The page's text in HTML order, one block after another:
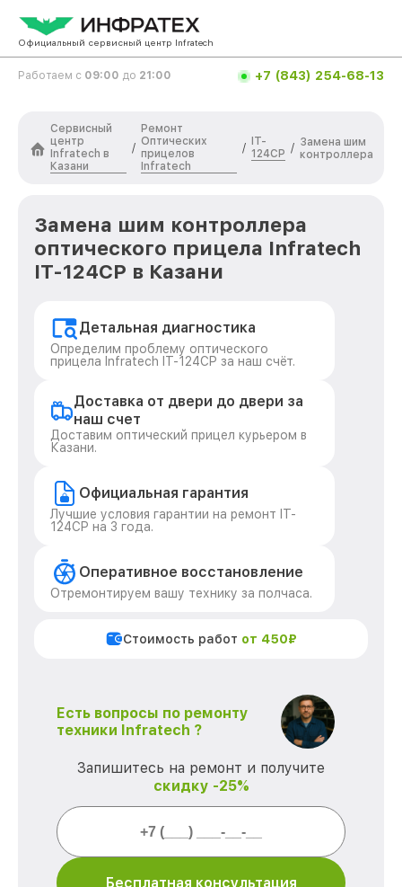
Официальный сервисный центр Infratech
Работаем с 09:00 до 21:00 +7 (843) 254-68-13
Сервисный
центр
Infratech в
Казани
/
Ремонт
Оптических
прицелов
Infratech
/
IT-
124CP / Замена шим
контроллера
Замена шим контроллера
оптического прицела Infratech
IT-124CP в Казани
Детальная диагностика
Определим проблему оптического
прицела Infratech IT-124CP за наш счёт.
Доставка от двери до двери за
наш счет
Доставим оптический прицел курьером в
Казани.
Официальная гарантия
Лучшие условия гарантии на ремонт IT-
124CP на 3 года.
Оперативное восстановление
Отремонтируем вашу технику за полчаса.
Стоимость работ от 450₽
Есть вопросы по ремонту
техники Infratech ?
Запишитесь на ремонт и получите
скидку -25%
Бесплатная консультация